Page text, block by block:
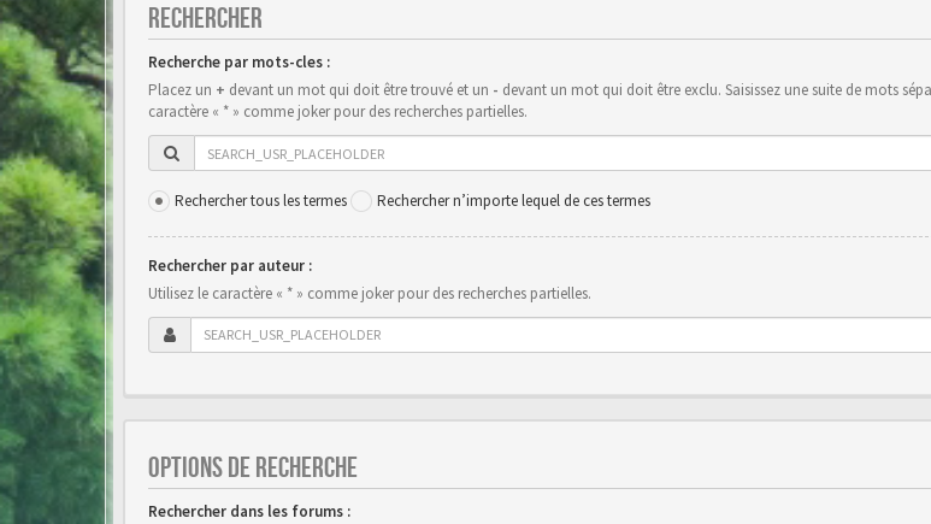
RECHERCHER
Recherche par mots-cles :
Placez un + devant un mot qui doit être trouvé et un - devant un mot qui doit être exclu. Saisissez une suite de mots
caractère « * » comme joker pour des recherches partielles.
Rechercher tous les termes Rechercher n’importe lequel de ces termes
Rechercher par auteur :
Utilisez le caractère « * » comme joker pour des recherches partielles.
OPTIONS DE RECHERCHE
Rechercher dans les forums :